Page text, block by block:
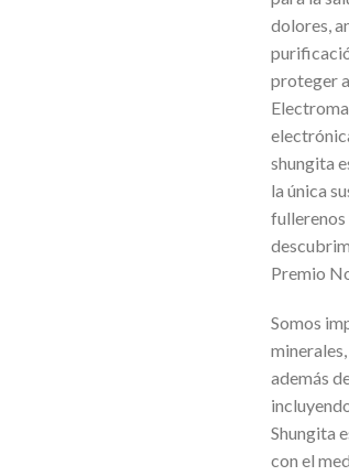
dolores,
proteger
shungita
la única
fullerenos
Premio
Somos
además
Shungita
con el